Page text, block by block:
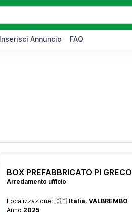
Inserisci Annuncio FAQ
BOX PREFABBRICATO PI GRECO
Arredamento ufficio
Localizzazione: 🇮🇹 Italia, VALBREMBO
Anno 2025